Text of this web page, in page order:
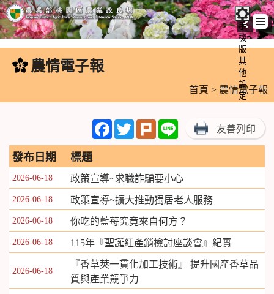
跳
內
手
機
版
其
他
設
定
農情電子報
首頁 > 農情電子報
FacebookTwitterPlurk Line 友善列印
發布日期 標題
2026-06-18 政策宣導~求職詐騙要小心
2026-06-18 政策宣導~擴大推動獨居老人服務
2026-06-18 你吃的藍苺究竟來自何方？
2026-06-18 115年『聖誕紅產銷檢討座談會』紀實
2026-06-18
『香草莢一貫化加工技術』 提升國產香草品
質與產業競爭力